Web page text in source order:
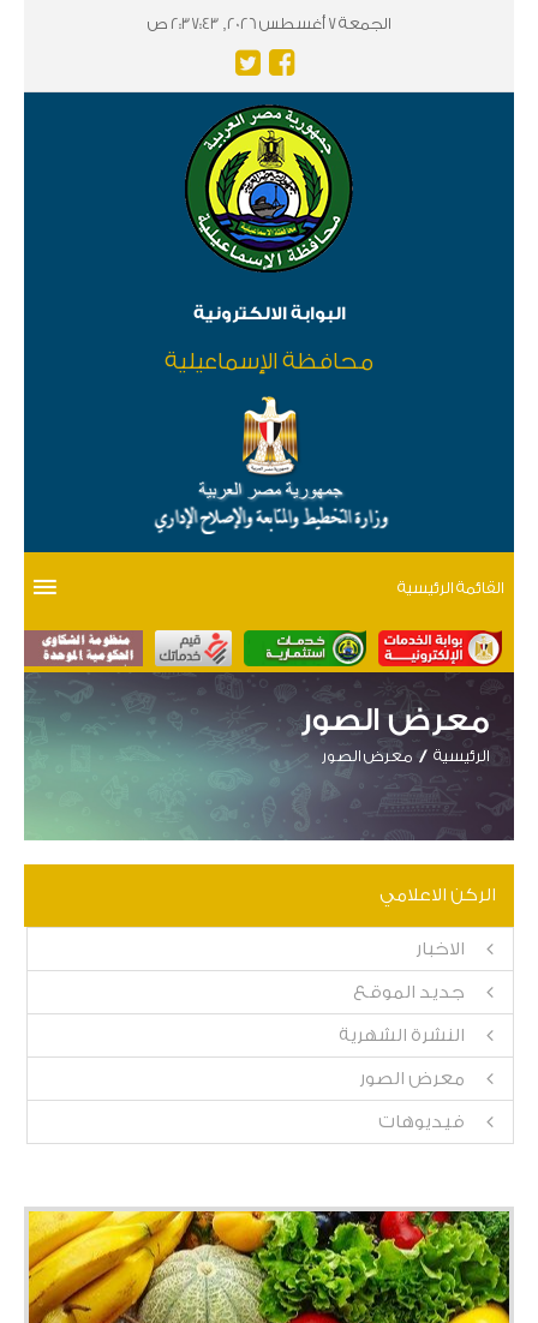
الجمعة 7 أغسطس 2026, 2:37:43 ص
البوابة الالكترونية
محافظة الإسماعيلية
القائمة الرئيسية
معرض الصور
الرئيسية معرض الصور
الركن الاعلامي
الاخبار
جديد الموقع
النشرة الشهرية
معرض الصور
فيديوهات